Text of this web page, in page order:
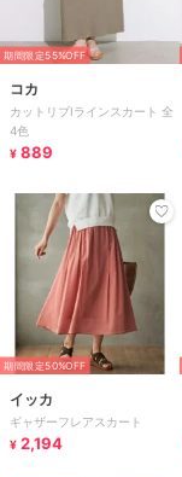
期間限定55%OFF
コカ
カットリブIラインスカート 全
4色
¥ 889
期間限定50%OFF
イッカ
ギャザーフレアスカート
¥ 2,194